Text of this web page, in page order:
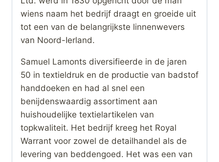
wiens naam het bedrijf draagt ​​en groeide uit
tot een van de belangrijkste linnenwevers
van Noord-Ierland.
Samuel Lamonts diversifieerde in de jaren
50 in textieldruk en de productie van badstof
handdoeken en had al snel een
benijdenswaardig assortiment aan
huishoudelijke textielartikelen van
topkwaliteit. Het bedrijf kreeg het Royal
Warrant voor zowel de detailhandel als de
levering van beddengoed. Het was een van